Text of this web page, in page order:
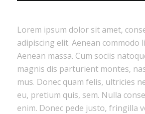
Lorem ipsum dolor sit amet,
adipiscing elit. Aenean commodo
Aenean massa. Cum sociis
magnis dis parturient montes,
mus. Donec quam felis, ultricies
eu, pretium quis, sem. Nulla
enim. Donec pede justo, fringilla